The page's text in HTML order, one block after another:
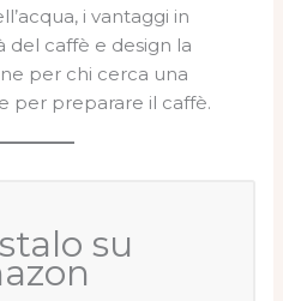
i vantaggi in
del caffè e design la
per chi cerca una
per preparare il caffè.
su